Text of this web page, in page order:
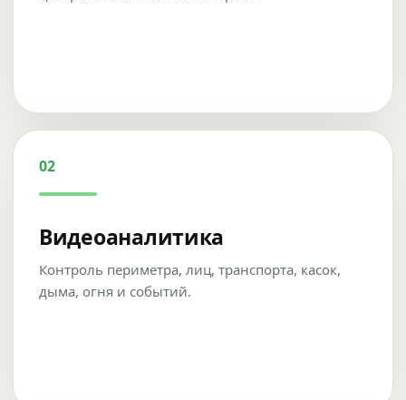
02
Видеоаналитика
Контроль периметра, лиц, транспорта, касок,
дыма, огня и событий.